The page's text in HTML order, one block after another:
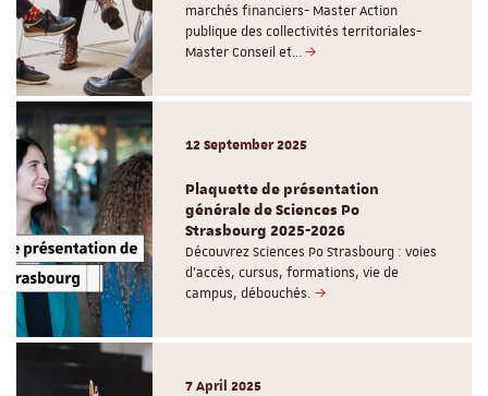
marchés financiers- Master Action
publique des collectivités territoriales-
Master Conseil et…
12 September 2025
Plaquette de présentation
générale de Sciences Po
Strasbourg 2025-2026
Découvrez Sciences Po Strasbourg : voies
d'accès, cursus, formations, vie de
campus, débouchés.
7 April 2025